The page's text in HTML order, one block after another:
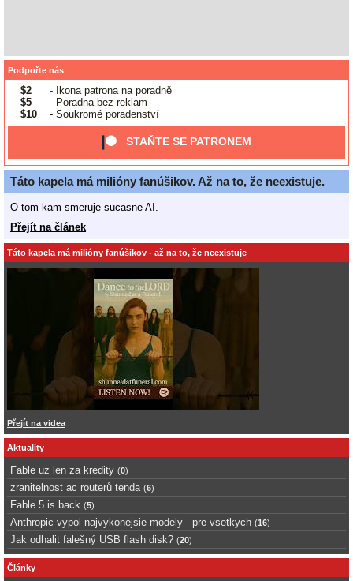
Podpořte nás
$2
- Ikona patrona na poradně
$5
- Poradna bez reklam
$10
- Soukromé poradenství
STAŇTE SE PATRONEM
Táto kapela má milióny fanúšikov. Až na to, že neexistuje.
O tom kam smeruje sucasne AI.
Přejít na článek
Táto kapela má milióny fanúšikov - až na to, že neexistuje
Přejít na videa
Aktuality
Fable uz len za kredity (0)
zranitelnost ac routerů tenda (6)
Fable 5 is back (5)
Anthropic vypol najvykonejsie modely - pre vsetkych (16)
Jak odhalit falešný USB flash disk? (20)
Články